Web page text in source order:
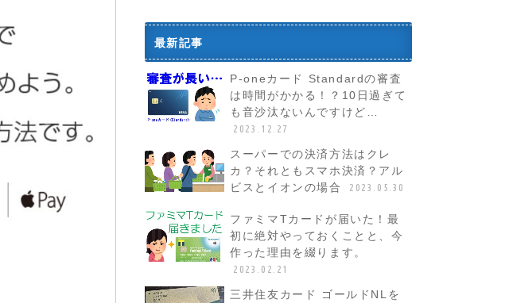
最新記事
P-oneカード Standardの審査
は時間がかかる！？10日過ぎて
も音沙汰ないんですけど…
2023.12.27
スーパーでの決済方法はクレ
カ？それともスマホ決済？アル
ビスとイオンの場合
2023.05.30
ファミマTカードが届いた！最
初に絶対やっておくことと、今
作った理由を綴ります。
2023.02.21
三井住友カード ゴールドNLを